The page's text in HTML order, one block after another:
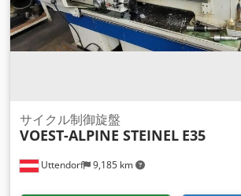
Uttendorf 9,185 km
サイクル制御旋盤
VOEST-ALPINE STEINEL E35